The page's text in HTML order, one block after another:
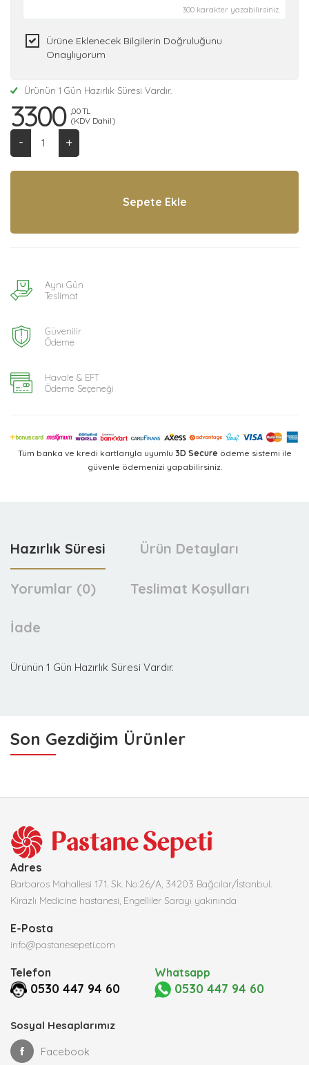
300 karakter yazabilirsiniz.
Ürüne Eklenecek Bilgilerin Doğruluğunu
Onaylıyorum
Ürünün 1 Gün Hazırlık Süresi Vardır.
3300 ,00 TL
(KDV Dahil)
+
-
Aynı Gün
Teslimat
Güvenilir
Ödeme
Havale & EFT
Ödeme Seçeneği
Tüm banka ve kredi kartlarıyla uyumlu 3D Secure ödeme sistemi ile
güvenle ödemenizi yapabilirsiniz.
Hazırlık Süresi Ürün Detayları
Yorumlar (0) Teslimat Koşulları
İade
Ürünün 1 Gün Hazırlık Süresi Vardır.
Son Gezdiğim Ürünler
Adres
Barbaros Mahallesi 171. Sk. No:26/A, 34203 Bağcılar/İstanbul.
Kirazlı Medicine hastanesi, Engelliler Sarayı yakınında
E-Posta
info@pastanesepeti.com
Telefon
0530 447 94 60
Whatsapp
0530 447 94 60
Sosyal Hesaplarımız
Facebook